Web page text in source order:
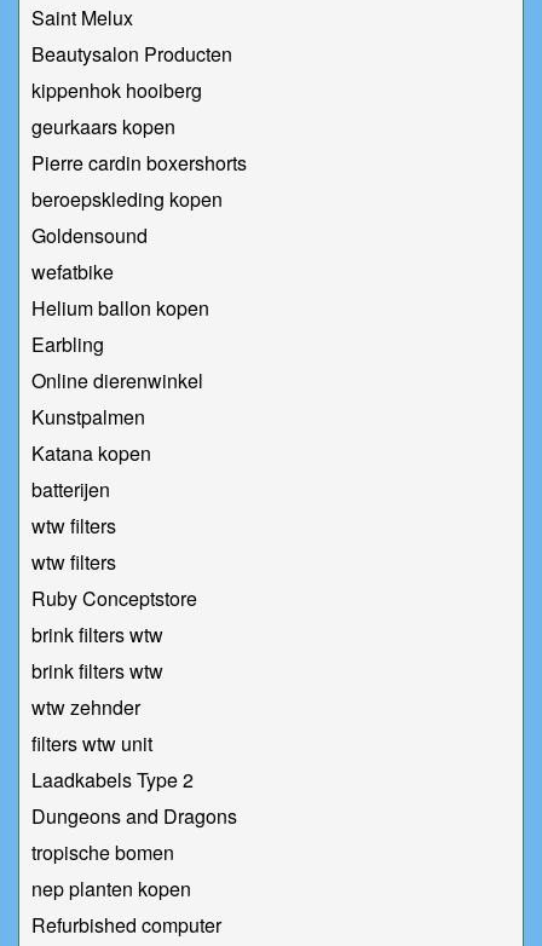
Saint Melux
Beautysalon Producten
kippenhok hooiberg
geurkaars kopen
Pierre cardin boxershorts
beroepskleding kopen
Goldensound
wefatbike
Helium ballon kopen
Earbling
Online dierenwinkel
Kunstpalmen
Katana kopen
batterijen
wtw filters
wtw filters
Ruby Conceptstore
brink filters wtw
brink filters wtw
wtw zehnder
filters wtw unit
Laadkabels Type 2
Dungeons and Dragons
tropische bomen
nep planten kopen
Refurbished computer